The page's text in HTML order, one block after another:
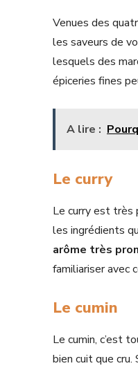
Venues des
les saveurs de
lesquels des
épiceries fines
A lire :
Le curry
Le curry est très
les ingrédients
arôme très
familiariser avec
Le cumin
Le cumin, c’est
bien cuit que